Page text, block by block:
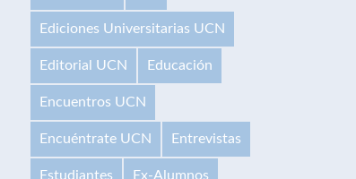
Ediciones Universitarias UCN
Editorial UCN Educación
Encuentros UCN
Encuéntrate UCN Entrevistas
Estudiantes Ex-Alumnos